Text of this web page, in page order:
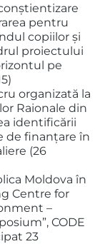
pentru
copiilor și
proiectului
pe
organizată la
Raionale din
identificării
de finanțare în
(26
Moldova în
Centre for
–
CODE
23